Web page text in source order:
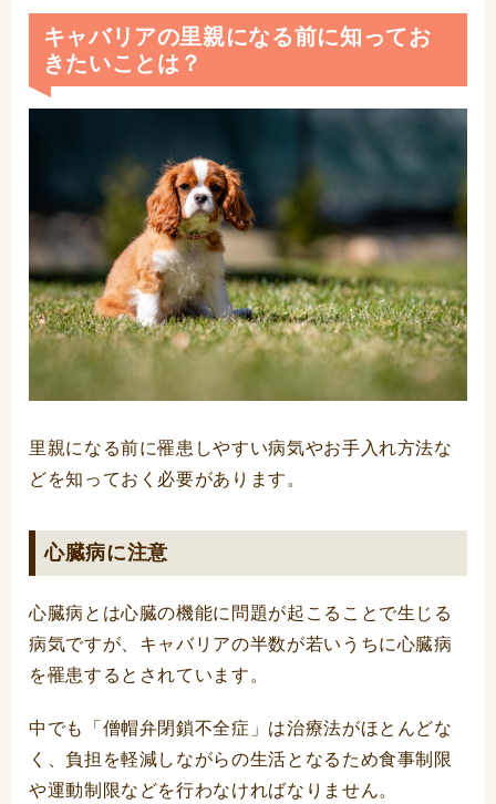
キャバリアの里親になる前に知ってお
きたいことは？
里親になる前に罹患しやすい病気やお手入れ方法な
どを知っておく必要があります。
心臓病に注意
心臓病とは心臓の機能に問題が起こることで生じる
病気ですが、キャバリアの半数が若いうちに心臓病
を罹患するとされています。
中でも「僧帽弁閉鎖不全症」は治療法がほとんどな
く、負担を軽減しながらの生活となるため食事制限
や運動制限などを行わなければなりません。